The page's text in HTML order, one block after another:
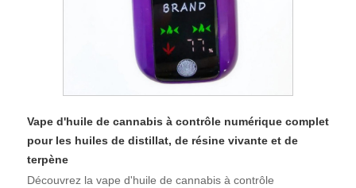
Vape d'huile de cannabis à contrôle numérique complet
pour les huiles de distillat, de résine vivante et de
terpène
Découvrez la vape d'huile de cannabis à contrôle